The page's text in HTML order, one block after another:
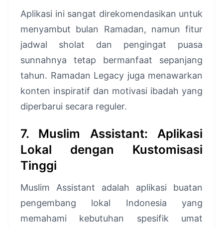
Aplikasi ini sangat direkomendasikan untuk
menyambut bulan Ramadan, namun fitur
jadwal sholat dan pengingat puasa
sunnahnya tetap bermanfaat sepanjang
tahun. Ramadan Legacy juga menawarkan
konten inspiratif dan motivasi ibadah yang
diperbarui secara reguler.
7. Muslim Assistant: Aplikasi
Lokal dengan Kustomisasi
Tinggi
Muslim Assistant adalah aplikasi buatan
pengembang lokal Indonesia yang
memahami kebutuhan spesifik umat